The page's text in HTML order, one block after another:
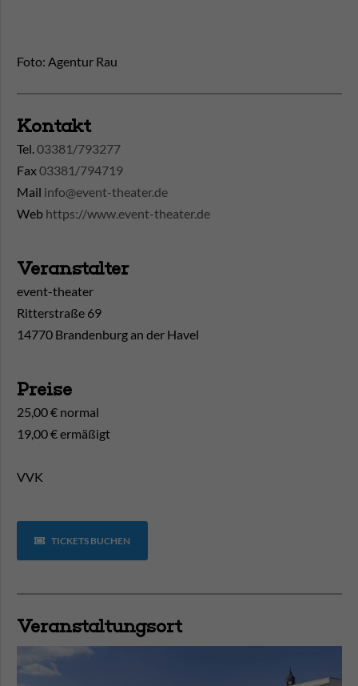
Foto: Agentur Rau
Kontakt
Tel. 03381/793277
Fax03381/794719
Mail info@event-theater.de
Web https://www.event-theater.de
Veranstalter
event-theater
Ritterstraße 69
14770 Brandenburg an der Havel
Preise
25,00 € normal
19,00 € ermäßigt
VVK
TICKETS BUCHEN
Veranstaltungsort